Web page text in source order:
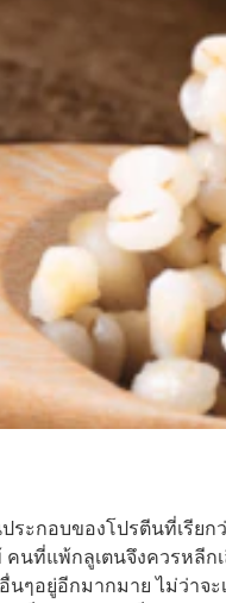
กอบของโปรตีนที่เรียกว่
ที่แพ้กลูเตนจึงควรหลีก
ๆอยู่อีกมากมาย ไม่ว่าจ